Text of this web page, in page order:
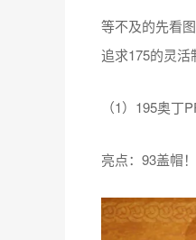
等不及的先看
追求175的灵活
（1）195奥丁
亮点：93盖帽！